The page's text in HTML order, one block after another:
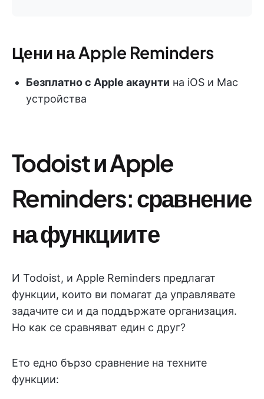
Цени на Apple Reminders
Безплатно с Apple акаунти на iOS и Mac
устройства
Todoist и Apple
Reminders: сравнение
на функциите
И Todoist, и Apple Reminders предлагат
функции, които ви помагат да управлявате
задачите си и да поддържате организация.
Но как се сравняват един с друг?
Ето едно бързо сравнение на техните
функции: